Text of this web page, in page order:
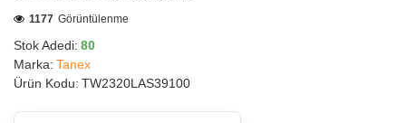
Stok Adedi: 80
Marka: Tanex
Ürün Kodu: TW2320LAS39100
1177 Görüntülenme